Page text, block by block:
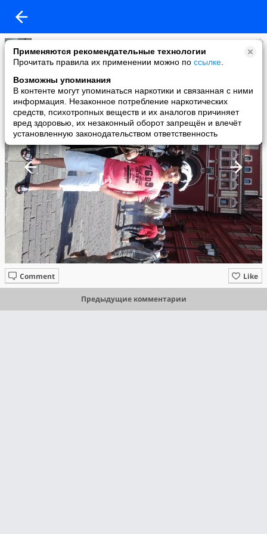
Применяются рекомендательные технологии
Прочитать правила их применении можно по ссылке
Возможны упоминания
В контенте могут упоминаться наркотики и связанная с ними
информация. Незаконное потребление наркотических
средств, психотропных веществ и их аналогов причиняет
вред здоровью, их незаконный оборот запрещён и влечёт
установленную законодательством ответственность
IZKG
added a photo
08 Jul в 18:09
Like
Comment
Предыдущие комментарии